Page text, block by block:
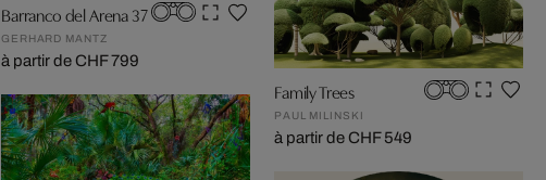
Barranco del Arena 37
GERHARD MANTZ
à partir de CHF 799
Family Trees
PAUL MILINSKI
à partir de CHF 549